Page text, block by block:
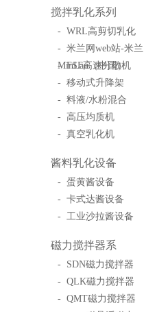
搅拌乳化系列
- WRL高剪切乳化
- 米兰网web站-米兰
MinLan（中国）
- FSF高速分散机
- 移动式升降架
- 料液/水粉混合
- 高压均质机
- 真空乳化机
酱料乳化设备
- 蛋黄酱设备
- 卡式达酱设备
- 工业沙拉酱设备
磁力搅拌器系
- SDN磁力搅拌器
- QLK磁力搅拌器
- QMT磁力搅拌器